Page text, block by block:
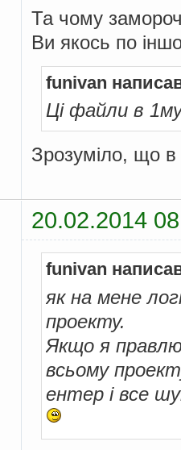
Та чому
Ви якось по
funivan
Ці файли в
Зрозуміло, що в
20.02.2014
funivan
як на мене
проекту.
Якщо я
всьому
ентер і все